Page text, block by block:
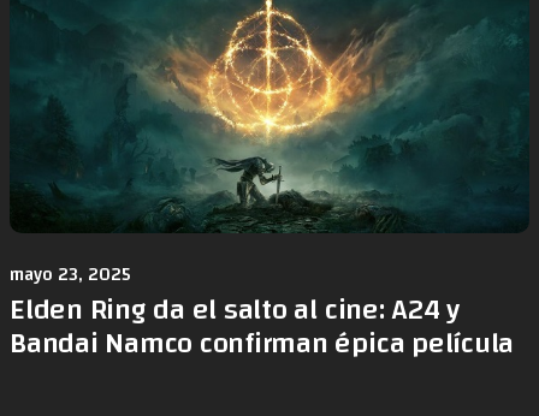
mayo 23, 2025
Elden Ring da el salto al cine: A24 y
Bandai Namco confirman épica película